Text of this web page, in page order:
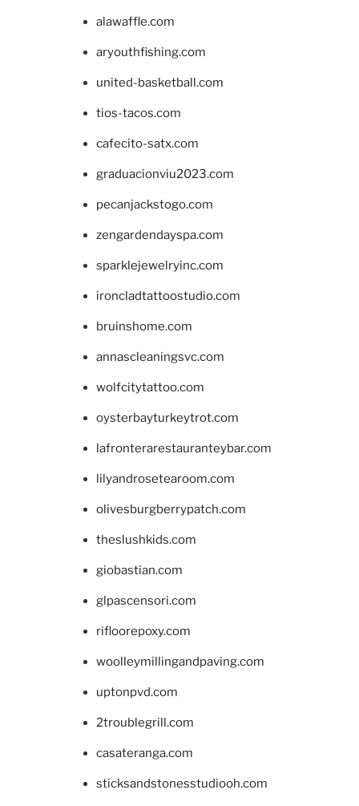
alawaffle.com
aryouthfishing.com
united-basketball.com
tios-tacos.com
cafecito-satx.com
graduacionviu2023.com
pecanjackstogo.com
zengardendayspa.com
sparklejewelryinc.com
ironcladtattoostudio.com
bruinshome.com
annascleaningsvc.com
wolfcitytattoo.com
oysterbayturkeytrot.com
lafronterarestauranteybar.com
lilyandrosetearoom.com
olivesburgberrypatch.com
theslushkids.com
giobastian.com
glpascensori.com
rifloorepoxy.com
woolleymillingandpaving.com
uptonpvd.com
2troublegrill.com
casateranga.com
sticksandstonesstudiooh.com